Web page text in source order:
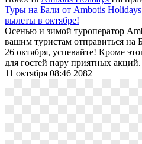
Туры на Бали от Ambotis
вылеты в октябре!
Осенью и зимой туроператор
вашим туристам отправиться
26 октября, успевайте! Кроме
для гостей пару приятных акций.
11 октября 08:46 2082